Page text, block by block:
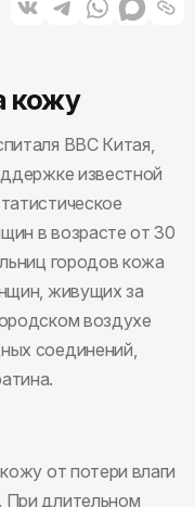
кожу
ВВС Китая,
известной
в возрасте от 30
городов кожа
живущих за
воздухе
соединений,
от потери влаги
длительном